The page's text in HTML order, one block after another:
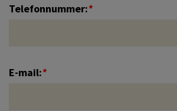
Telefonnummer:*
E-mail:*